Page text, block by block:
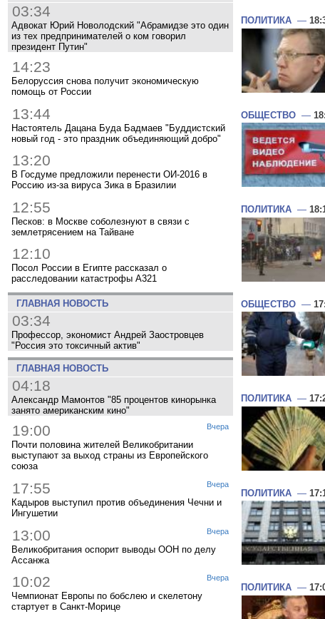
03:34
Адвокат Юрий Новолодский "Абрамидзе это один
из тех предпринимателей о ком говорил
президент Путин"
14:23
Белоруссия снова получит экономическую
помощь от России
13:44
Настоятель Дацана Буда Бадмаев "Буддистский
новый год - это праздник объединяющий добро"
13:20
В Госдуме предложили перенести ОИ-2016 в
Россию из-за вируса Зика в Бразилии
12:55
Песков: в Москве соболезнуют в связи с
землетрясением на Тайване
12:10
Посол России в Египте рассказал о
расследовании катастрофы A321
ГЛАВНАЯ НОВОСТЬ
03:34
Профессор, экономист Андрей Заостровцев
"Россия это токсичный актив"
ГЛАВНАЯ НОВОСТЬ
04:18
Александр Мамонтов "85 процентов кинорынка
занято американским кино"
Вчера
19:00
Почти половина жителей Великобритании
выступают за выход страны из Европейского
союза
Вчера
17:55
Кадыров выступил против объединения Чечни и
Ингушетии
Вчера
13:00
Великобритания оспорит выводы ООН по делу
Ассанжа
Вчера
10:02
Чемпионат Европы по бобслею и скелетону
стартует в Санкт-Морице
ПОЛИТИКА —
ОБЩЕСТВО —
ПОЛИТИКА —
ОБЩЕСТВО —
ПОЛИТИКА —
ПОЛИТИКА —
ПОЛИТИКА —